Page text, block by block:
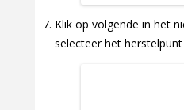
Klik op volgende in het
selecteer het